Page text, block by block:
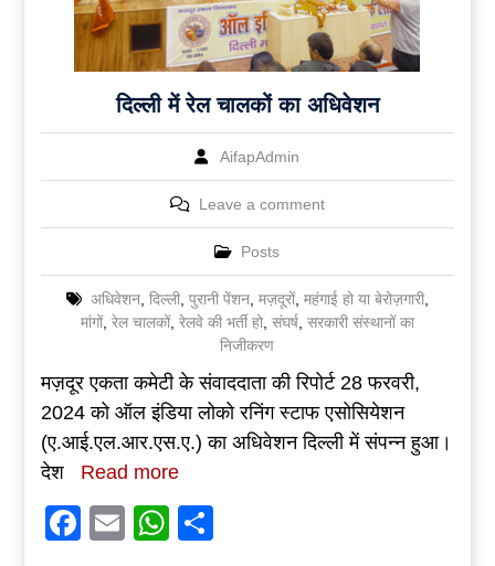
दिल्ली में रेल चालकों का अधिवेशन
AifapAdmin
Leave a comment
Posts
अधिवेशन, दिल्ली, पुरानी पेंशन, मज़दूरों, महंगाई हो या बेरोज़गारी,
मांगों, रेल चालकों, रेलवे की भर्ती हो, संघर्ष, सरकारी संस्थानों का
निजीकरण
मज़दूर एकता कमेटी के संवाददाता की रिपोर्ट 28 फरवरी,
2024 को ऑल इंडिया लोको रनिंग स्टाफ एसोसियेशन
(ए.आई.एल.आर.एस.ए.) का अधिवेशन दिल्ली में संपन्न हुआ।
देश
Read more
Facebook
EmailWhatsApp